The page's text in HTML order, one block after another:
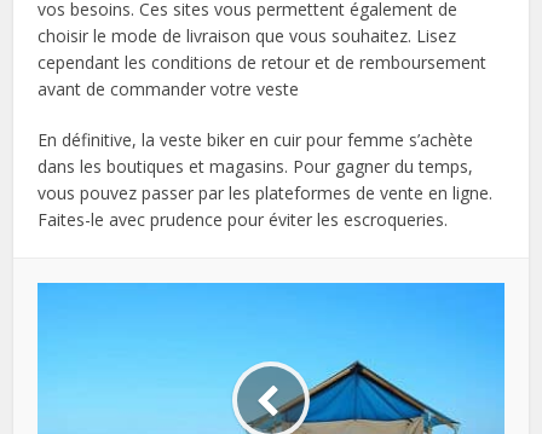
vos besoins. Ces sites vous permettent également de
choisir le mode de livraison que vous souhaitez. Lisez
cependant les conditions de retour et de remboursement
avant de commander votre veste
En définitive, la veste biker en cuir pour femme s’achète
dans les boutiques et magasins. Pour gagner du temps,
vous pouvez passer par les plateformes de vente en ligne.
Faites-le avec prudence pour éviter les escroqueries.